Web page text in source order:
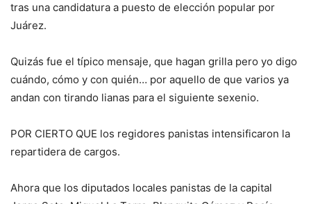
tras una candidatura a puesto de elección popular por
Juárez.
Quizás fue el típico mensaje, que hagan grilla pero yo digo
cuándo, cómo y con quién… por aquello de que varios ya
andan con tirando lianas para el siguiente sexenio.
POR CIERTO QUE los regidores panistas intensificaron la
repartidera de cargos.
Ahora que los diputados locales panistas de la capital